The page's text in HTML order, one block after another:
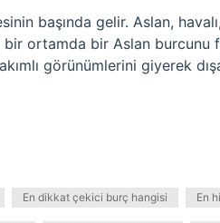
başında gelir. Aslan,
bir ortamda bir Aslan burcunu
görünümlerini giyerek
En dikkat çekici burç hangisi En